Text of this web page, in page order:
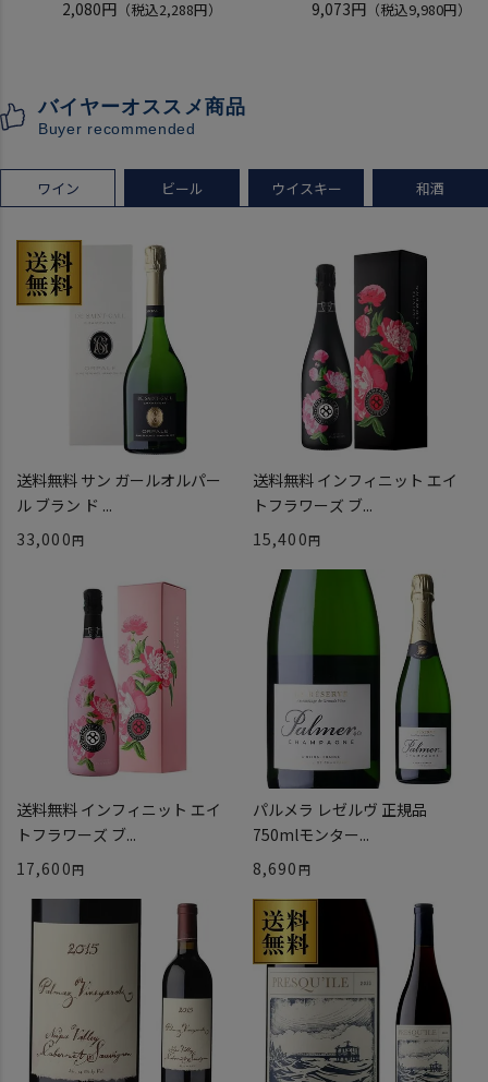
フォーマン2,080円（税込2,288円）
稲とアガベ 交酒 花風 -心拍-
9,073円 （税込9,980円）
バイヤーオススメ商品
Buyer recommended
ワイン ビール ウイスキー 和酒
送料無料 サン ガールオルパー
ル ブラン ド ...
33,000
送料無料 インフィニット エイ
トフラワーズ ブ...
15,400
送料無料 インフィニット エイ
トフラワーズ ブ...
17,600
パルメラ レゼルヴ 正規品
750mlモンター...
8,690